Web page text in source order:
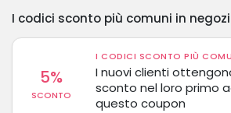
I codici sconto più comuni in
5%
SCONTO
I CODICI SCONTO PIÙ
I nuovi clienti
sconto nel loro primo
questo coupon